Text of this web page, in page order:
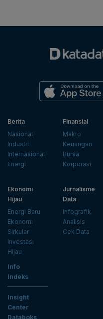
Berita
Nasional
Industri
Internasional
Energi
Finansial
Makro
Keuangan
Bursa
Korporasi
Ekonomi
Hijau
Energi Baru
Ekonomi
Sirkular
Investasi
Hijau
Jurnalisme
Data
Infografik
Analisis
Cek Data
Info
Indeks
Insight
Center
Databoks